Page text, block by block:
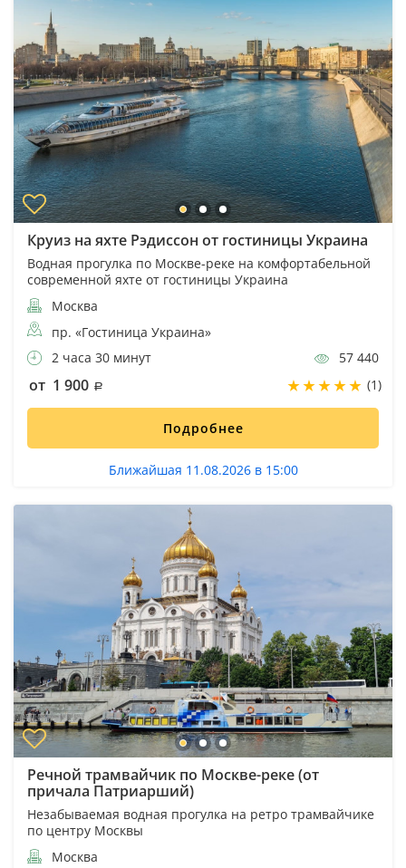
Круиз на яхте Рэдиссон от гостиницы Украина
Водная прогулка по Москве-реке на комфортабельной
современной яхте от гостиницы Украина
Москва
пр. «Гостиница Украина»
2 часа 30 минут
57 440
от 1 900 (1)
Подробнее
Ближайшая 11.08.2026 в 15:00
Речной трамвайчик по Москве-реке (от
причала Патриарший)
Незабываемая водная прогулка на ретро трамвайчике
по центру Москвы
Москва